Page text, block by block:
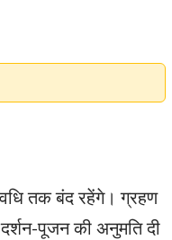
तक बंद रहेंगे। ग्रहण
पूजन की अनुमति दी